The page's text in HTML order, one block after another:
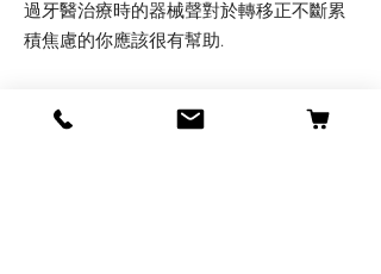
過牙醫治療時的器械聲對於轉移正不斷累
積焦慮的你應該很有幫助.